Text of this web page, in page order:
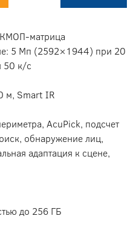
матрица
5 Мп (2592×1944) при 20
к/с
м, Smart IR
AcuPick, подсчет
обнаружение лиц,
адаптация к сцене,
до 256 ГБ